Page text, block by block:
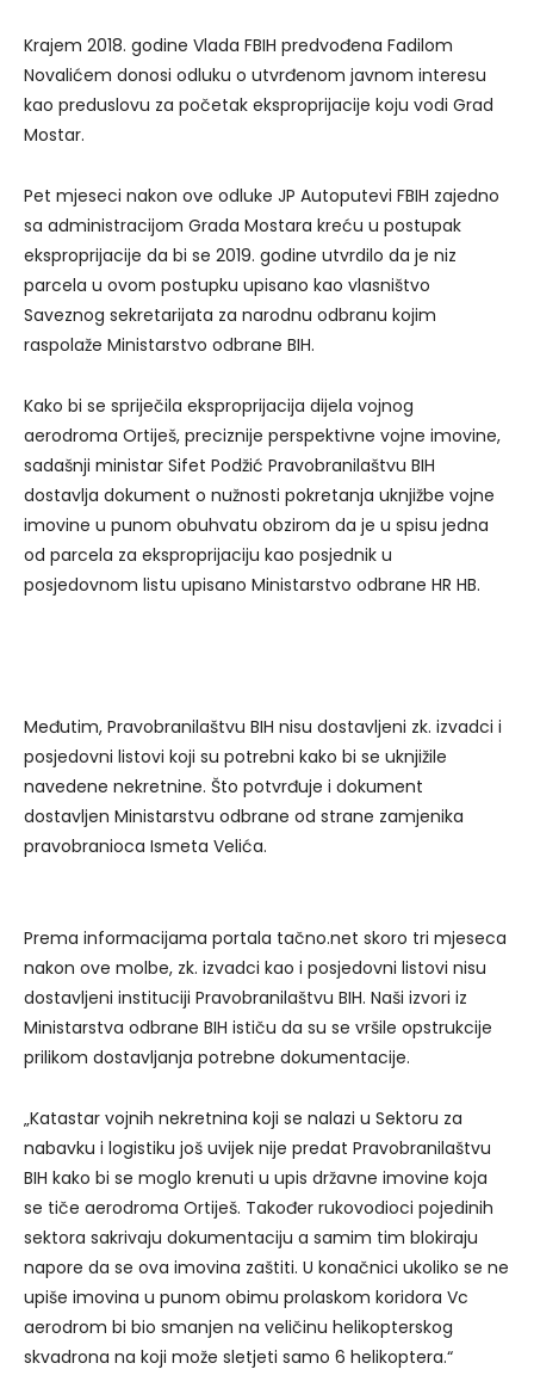
Krajem 2018. godine Vlada FBIH predvođena Fadilom
Novalićem donosi odluku o utvrđenom javnom interesu
kao preduslovu za početak eksproprijacije koju vodi Grad
Mostar.
Pet mjeseci nakon ove odluke JP Autoputevi FBIH zajedno
sa administracijom Grada Mostara kreću u postupak
eksproprijacije da bi se 2019. godine utvrdilo da je niz
parcela u ovom postupku upisano kao vlasništvo
Saveznog sekretarijata za narodnu odbranu kojim
raspolaže Ministarstvo odbrane BIH.
Kako bi se spriječila eksproprijacija dijela vojnog
aerodroma Ortiješ, preciznije perspektivne vojne imovine,
sadašnji ministar Sifet Podžić Pravobranilaštvu BIH
dostavlja dokument o nužnosti pokretanja uknjižbe vojne
imovine u punom obuhvatu obzirom da je u spisu jedna
od parcela za eksproprijaciju kao posjednik u
posjedovnom listu upisano Ministarstvo odbrane HR HB.
Međutim, Pravobranilaštvu BIH nisu dostavljeni zk. izvadci i
posjedovni listovi koji su potrebni kako bi se uknjižile
navedene nekretnine. Što potvrđuje i dokument
dostavljen Ministarstvu odbrane od strane zamjenika
pravobranioca Ismeta Velića.
Prema informacijama portala tačno.net skoro tri mjeseca
nakon ove molbe, zk. izvadci kao i posjedovni listovi nisu
dostavljeni instituciji Pravobranilaštvu BIH. Naši izvori iz
Ministarstva odbrane BIH ističu da su se vršile opstrukcije
prilikom dostavljanja potrebne dokumentacije.
„Katastar vojnih nekretnina koji se nalazi u Sektoru za
nabavku i logistiku još uvijek nije predat Pravobranilaštvu
BIH kako bi se moglo krenuti u upis državne imovine koja
se tiče aerodroma Ortiješ. Također rukovodioci pojedinih
sektora sakrivaju dokumentaciju a samim tim blokiraju
napore da se ova imovina zaštiti. U konačnici ukoliko se ne
upiše imovina u punom obimu prolaskom koridora Vc
aerodrom bi bio smanjen na veličinu helikopterskog
skvadrona na koji može sletjeti samo 6 helikoptera.“